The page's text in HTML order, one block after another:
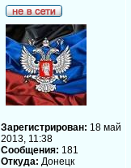
Зарегистрирован: 18 май
2013, 11:38
Сообщения: 181
Откуда: Донецк